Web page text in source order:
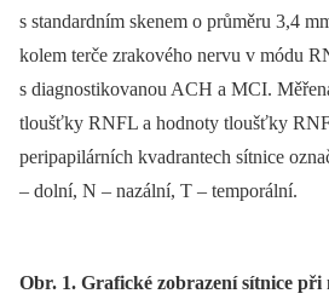
s standardním skenem o průměru 3,4
kolem terče zrakového nervu v módu
s diagnostikovanou ACH a MCI.
tloušťky RNFL a hodnoty tloušťky
peripapilárních kvadrantech sítnice
–⁠ dolní, N –⁠ nazální, T –⁠ temporální.
Obr. 1. Grafické zobrazení sítnice